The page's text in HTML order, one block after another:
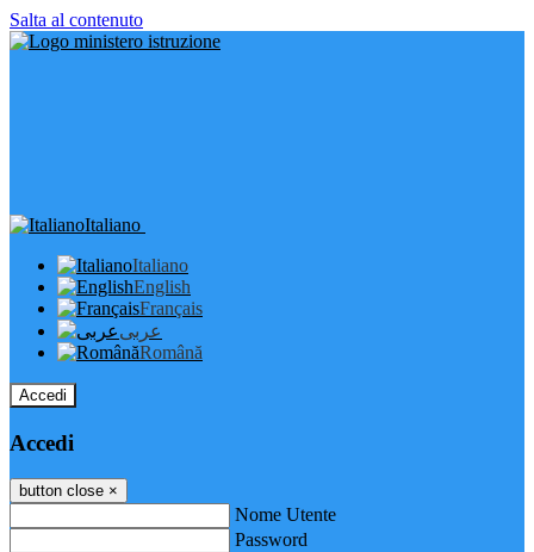
Salta al contenuto
Italiano
Italiano
English
Français
عربى
Română
Accedi
Accedi
button close ×
Nome Utente
Password